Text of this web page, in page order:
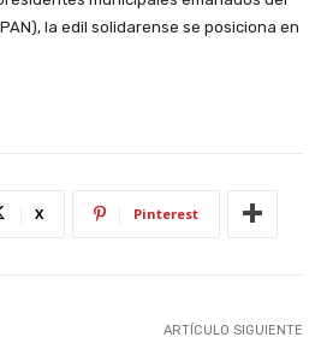
la edil solidarense se posiciona en
X Pinterest
ARTÍCULO SIGUIENTE